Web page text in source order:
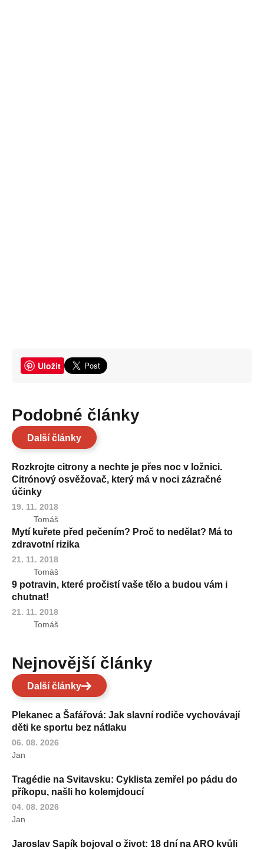
Uložit
Podobné články
Další články
Rozkrojte citrony a nechte je přes noc v ložnici.
Citrónový osvěžovač, který má v noci zázračné
účinky
19. 11. 2018
Tomáš
Mytí kuřete před pečením? Proč to nedělat? Má to
zdravotní rizika
21. 11. 2018
Tomáš
9 potravin, které pročistí vaše tělo a budou vám i
chutnat!
21. 11. 2018
Tomáš
Nejnovější články
Další články
Plekanec a Šafářová: Jak slavní rodiče vychovávají
děti ke sportu bez nátlaku
06. 08. 2026
Jan
Tragédie na Svitavsku: Cyklista zemřel po pádu do
příkopu, našli ho kolemjdoucí
04. 08. 2026
Jan
Jaroslav Sapík bojoval o život: 18 dní na ARO kvůli